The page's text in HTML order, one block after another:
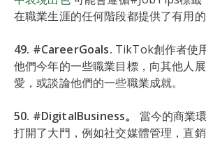
在職業生涯的任何階段都提供了有用的
49. #CareerGoals. TikTok創作者使
他們今年的一些職業目標，向其他人
愛，或談論他們的一些職業成就。
50. #DigitalBusiness。
當今的商業
打開了大門，例如社交媒體管理，直